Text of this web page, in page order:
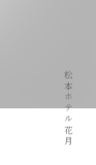
松本ホテル花月